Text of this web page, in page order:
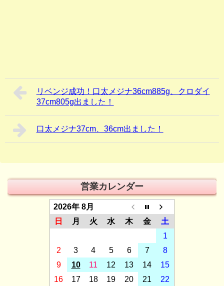
リベンジ成功！口太メジナ36cm885g、クロダイ
37cm805g出ました！
口太メジナ37cm、36cm出ました！
営業カレンダー
2026年 8月
日
月 火 水 木 金
土
1
2
3 4 5 6 7
8
9
10 11 12 13 14
15
16
17 18 19 20 21
22